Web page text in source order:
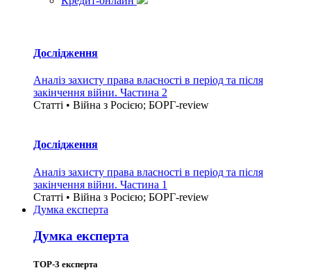
Дослідження
Аналіз захисту права власності в період та після
закінчення війни. Частина 2
Статті • Війна з Росією; БОРГ-review
Дослідження
Аналіз захисту права власності в період та після
закінчення війни. Частина 1
Статті • Війна з Росією; БОРГ-review
Думка експерта
Думка експерта
TOP-3 експерта